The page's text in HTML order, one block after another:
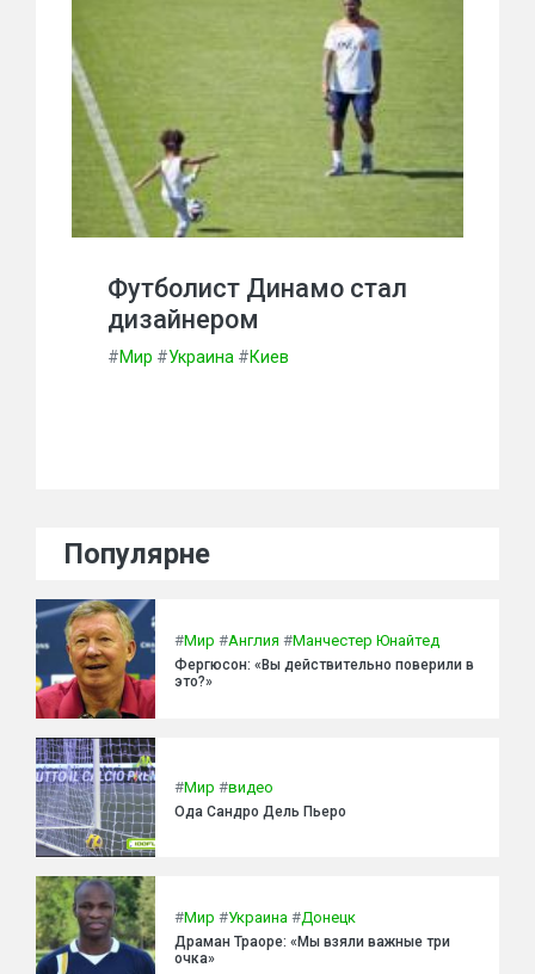
Футболист Динамо стал
дизайнером
#Мир #Украина #Киев
Популярне
#Мир #Англия #Манчестер Юнайтед
Фергюсон: «Вы действительно поверили в
это?»
#Мир #видео
Ода Сандро Дель Пьеро
#Мир #Украина #Донецк
Драман Траоре: «Мы взяли важные три
очка»